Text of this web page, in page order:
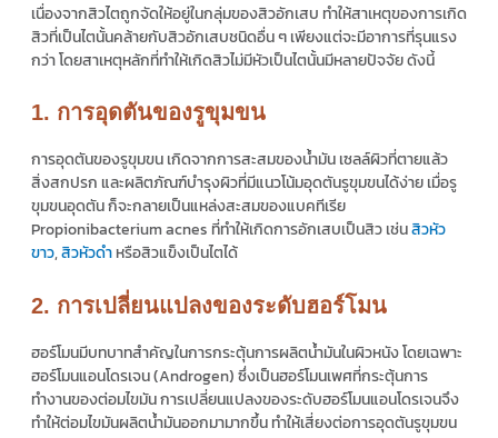
เนื่องจากสิวไตถูกจัดให้อยู่ในกลุ่มของสิวอักเสบ ทำให้สาเหตุของการเกิด
สิวที่เป็นไตนั้นคล้ายกับสิวอักเสบชนิดอื่น ๆ เพียงแต่จะมีอาการที่รุนแรง
กว่า โดยสาเหตุหลักที่ทำให้เกิดสิวไม่มีหัวเป็นไตนั้นมีหลายปัจจัย ดังนี้
1. การอุดตันของรูขุมขน
การอุดตันของรูขุมขน เกิดจากการสะสมของน้ำมัน เซลล์ผิวที่ตายแล้ว
สิ่งสกปรก และผลิตภัณฑ์บำรุงผิวที่มีแนวโน้มอุดตันรูขุมขนได้ง่าย เมื่อรู
ขุมขนอุดตัน ก็จะกลายเป็นแหล่งสะสมของแบคทีเรีย
Propionibacterium acnes ที่ทำให้เกิดการอักเสบเป็นสิว เช่นสิวหัว
ขาว,สิวหัวดำหรือสิวแข็งเป็นไตได้
2. การเปลี่ยนแปลงของระดับฮอร์โมน
ฮอร์โมนมีบทบาทสำคัญในการกระตุ้นการผลิตน้ำมันในผิวหนัง โดยเฉพาะ
ฮอร์โมนแอนโดรเจน (Androgen) ซึ่งเป็นฮอร์โมนเพศที่กระตุ้นการ
ทำงานของต่อมไขมัน การเปลี่ยนแปลงของระดับฮอร์โมนแอนโดรเจนจึง
ทำให้ต่อมไขมันผลิตน้ำมันออกมามากขึ้น ทำให้เสี่ยงต่อการอุดตันรูขุมขน